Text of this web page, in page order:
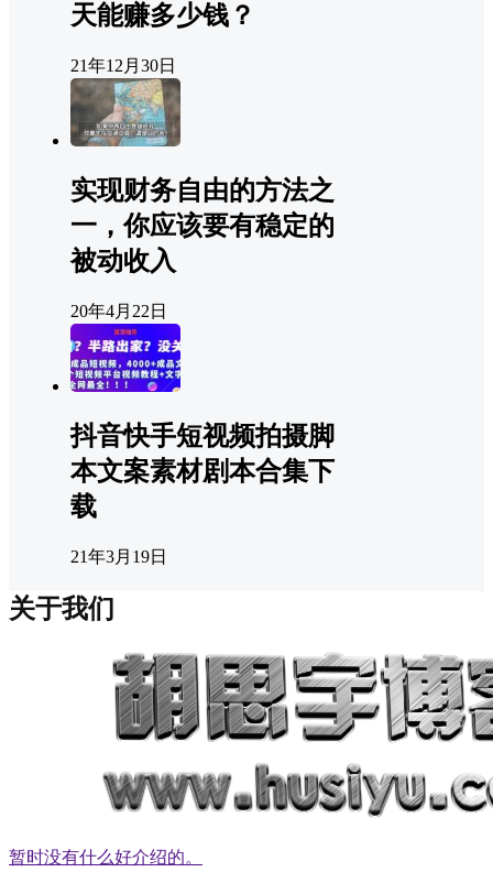
天能赚多少钱？
21年12月30日
实现财务自由的方法之
一，你应该要有稳定的
被动收入
20年4月22日
抖音快手短视频拍摄脚
本文案素材剧本合集下
载
21年3月19日
关于我们
暂时没有什么好介绍的。